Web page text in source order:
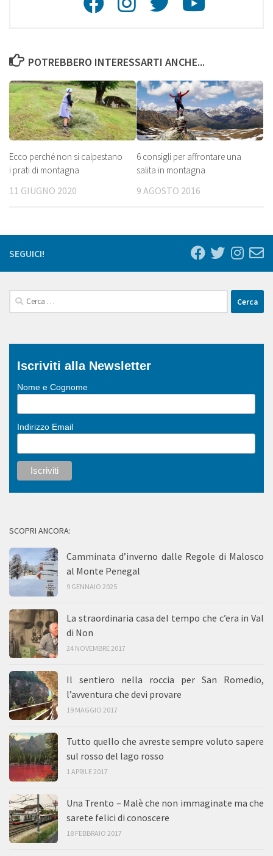
POTREBBERO INTERESSARTI ANCHE...
Ecco perché non si calpestano
i prati di montagna
11 GIUGNO 2020
6 consigli per affrontare una
salita in montagna
9 AGOSTO 2016
SEGUICI!
Ricerca
per:
Iscriviti alla Newsletter
Nome e Cognome
Indirizzo Email
SCOPRI ANCORA:
Camminata d’inverno dalle Regole di Malosco
al Monte Penegal
9 GENNAIO 2025
La straordinaria casa del tempo che c’era in Val
di Non
24 NOVEMBRE 2017
Il sentiero nella roccia per San Romedio,
l’avventura che devi provare
19 MAGGIO 2017
Tutto quello che avreste sempre voluto sapere
sul rosso del lago rosso
1 APRILE 2017
Una Trento – Malè che non immaginate ma che
sarete felici di conoscere
18 FEBBRAIO 2017